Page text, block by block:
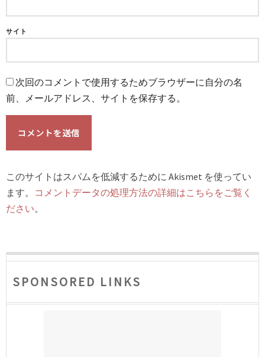
サイト
次回のコメントで使用するためブラウザーに自分の名
前、メールアドレス、サイトを保存する。
このサイトはスパムを低減するために Akismet を使ってい
ます。 コメントデータの処理方法の詳細はこちらをご覧く
ださい。
SPONSORED LINKS